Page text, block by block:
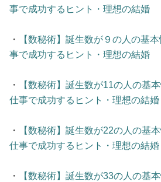
事で成功するヒント・理想の結婚
・
【数秘術】誕生数が９の人の基
事で成功するヒント・理想の結婚
・
【数秘術】誕生数が11の人の基
仕事で成功するヒント・理想の結婚
・
【数秘術】誕生数が22の人の基
仕事で成功するヒント・理想の結婚
・
【数秘術】誕生数が33の人の基